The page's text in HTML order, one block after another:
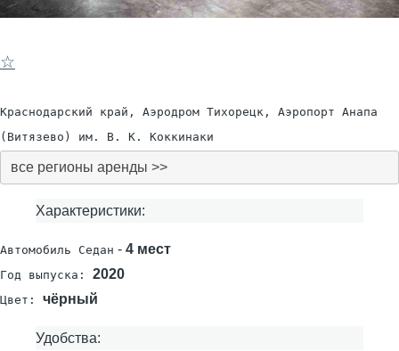
☆
Краснодарский край, Аэродром Тихорецк, Аэропорт Анапа
(Витязево) им. В. К. Коккинаки
все регионы аренды >>
Характеристики:
Автомобиль Седан - 4 мест
Год выпуска: 2020
Цвет: чёрный
Удобства: